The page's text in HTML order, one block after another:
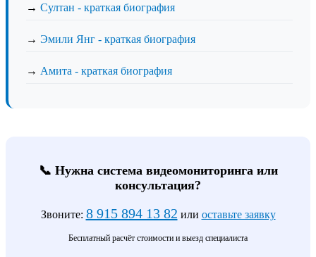
→ Султан - краткая биография
→ Эмили Янг - краткая биография
→ Амита - краткая биография
📞 Нужна система видеомониторинга или
консультация?
Звоните: 8 915 894 13 82 или оставьте заявку
Бесплатный расчёт стоимости и выезд специалиста